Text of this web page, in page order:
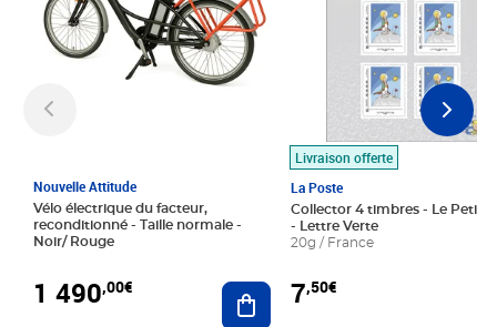
Nouvelle Attitude
Vélo électrique du facteur,
reconditionné - Taille normale -
Noir/ Rouge
1 490,00€ Ajouter au panier
Livraison offerte
La Poste
Collector 4 timbres - Le Petit
- Lettre Verte
20g / France
7,50€